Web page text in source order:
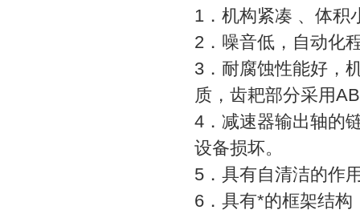
1．机构紧凑 、体积
2．噪音低，自动化
3．耐腐蚀性能好，
质，齿耙部分采用
4．减速器输出轴的
设备损坏。
5．具有自清洁的作
6．具有*的框架结